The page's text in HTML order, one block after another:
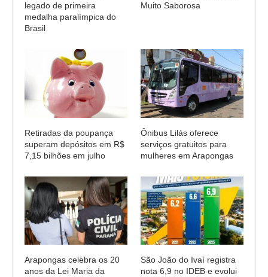
legado de primeira
medalha paralímpica do
Brasil
Muito Saborosa
Retiradas da poupança
superam depósitos em R$
7,15 bilhões em julho
Ônibus Lilás oferece
serviços gratuitos para
mulheres em Arapongas
Arapongas celebra os 20
anos da Lei Maria da
São João do Ivaí registra
nota 6,9 no IDEB e evolui